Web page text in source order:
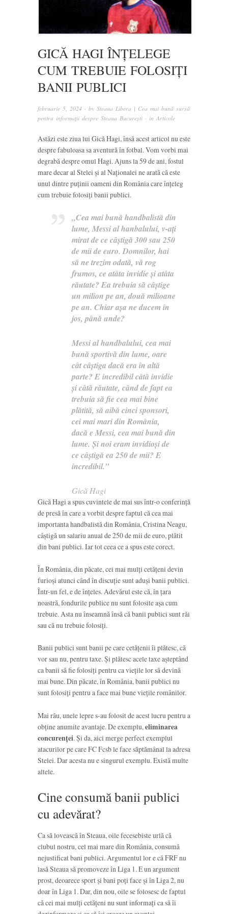
GICĂ HAGI ÎNȚELEGE
CUM TREBUIE FOLOSIȚI
BANII PUBLICI
februarie 5, 2024 · by Steaua Libera | Cea mai bună sursă
pentru informații despre Steaua București · in Articole
Astăzi este ziua lui Gică Hagi, însă acest articol nu este
despre fabuloasa sa aventură în fotbal. Vom vorbi mai
degrabă despre omul Hagi. Ajuns la 59 de ani, fostul
mare decar al Stelei și al Naționalei ne arată că este
unul dintre puținii oameni din România care înțeleg
cum trebuie folosiți banii publici.
„Cea mai bună handbalistă din
lume, Messi al hanbalului, v-aţi
mirat de ce câştigă 300 sau 250
de mii de euro. Domnilor, hai
să ne trezim odată, vă rog
frumos, ce atâta invidie şi atâta
răutate? Ea trebuia să câştige
un milion pe an, două milioane
pe an. Chiar aşa ne ducem în
jos, până unde?
Messi al handbalului, cea mai
bună sportivă din lume, oare
cât câştiga dacă era în altă
parte? E incredibil câtă invidie
şi câtă răutate, când de fapt ea
trebuia să fie cea mai bine
plătită, să aibă cinci sponsori,
cei mai mari din România,
dacă e Messi, cea mai bună din
lume. Şi noi eram invidioşi de
ce câştigă ea 250 de mii? E
incredibil.”
Gică Hagi
Gică Hagi a spus cuvintele de mai sus într-o conferință
de presă în care a vorbit despre faptul că cea mai
importanta handbalistă din România, Cristina Neagu,
câștigă un salariu anual de 250 de mii de euro, plătit
din bani publici. Iar tot ceea ce a spus este corect.
În România, din păcate, cei mai mulți cetățeni devin
furioși atunci când în discuție sunt aduși banii publici.
Într-un fel, e de înțeles. Adevărul este că, în țara
noastră, fondurile publice nu sunt folosite așa cum
trebuie. Asta nu înseamnă însă că banii publici sunt răi
sau că nu trebuie folosiți.
Banii publici sunt banii pe care cetățenii îi plătesc, că
vor sau nu, pentru taxe. Și plătesc acele taxe așteptând
ca banii să fie folosiți pentru ca viețile lor să devină
mai bune. Din păcate, în România, banii publici nu
sunt folosiți pentru a face mai bune viețile românilor.
Mai rău, unele lepre s-au folosit de acest lucru pentru a
obține anumite avantaje. De exemplu, eliminarea
concurenței. Și da, aici merge perfect exemplul
atacurilor pe care FC Fcsb le face săptămânal la adresa
Stelei. Dar acesta nu e singurul exemplu. Există multe
altele.
Cine consumă banii publici
cu adevărat?
Ca să lovească în Steaua, oile fecesebiste urlă că
clubul nostru, cel mai mare din România, consumă
nejustificat bani publici. Argumentul lor e că FRF nu
lasă Steaua să promoveze în Liga 1. E un argument
prost, deoarece sport și bani poți face și în Liga 2, nu
doar în Liga 1. Dar, din nou, oile se folosesc de faptul
că cei mai mulți cetățeni nu sunt informați ca să îi